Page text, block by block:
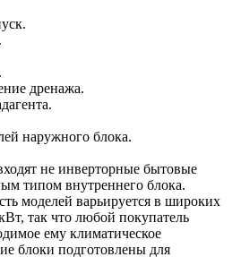
дренажа.
наружного блока.
не инверторные бытовые
типом внутреннего блока.
моделей варьируется в широких
так что любой покупатель
ему климатическое
блоки подготовлены для